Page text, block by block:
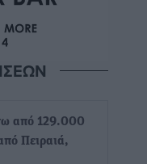
από 129.000
Πειραιά,